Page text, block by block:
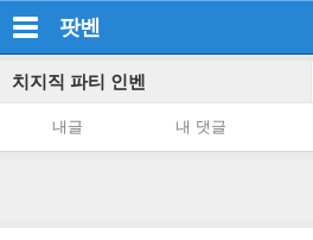
팟벤
치지직 파티 인벤
내글 내 댓글